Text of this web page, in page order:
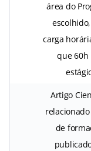
área do
carga
que 60h
Artigo
de